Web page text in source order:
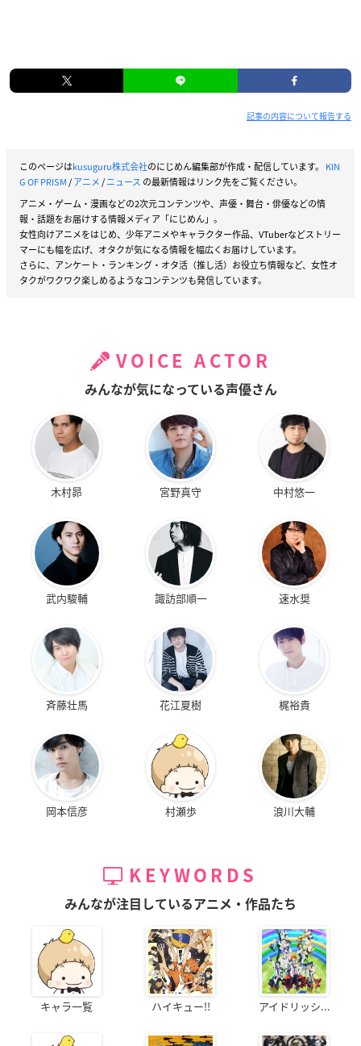
記事の内容について報告する
このページはkusuguru株式会社のにじめん編集部が作成・配信しています。 KIN
G OF PRISM/アニメ/ニュース の最新情報はリンク先をご覧ください。
アニメ・ゲーム・漫画などの2次元コンテンツや、声優・舞台・俳優などの情
報・話題をお届けする情報メディア「にじめん」。
女性向けアニメをはじめ、少年アニメやキャラクター作品、VTuberなどストリー
マーにも幅を広げ、オタクが気になる情報を幅広くお届けしています。
さらに、アンケート・ランキング・オタ活（推し活）お役立ち情報など、女性オ
タクがワクワク楽しめるようなコンテンツも発信しています。
VOICE ACTOR
みんなが気になっている声優さん
木村昴 宮野真守 中村悠一
武内駿輔 諏訪部順一 速水奨
斉藤壮馬 花江夏樹 梶裕貴
岡本信彦 村瀬歩 浪川大輔
KEYWORDS
みんなが注目しているアニメ・作品たち
キャラ一覧 ハイキュー!! アイドリッシ...